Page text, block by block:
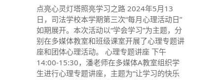
点亮心灵灯塔照亮学习之路 2024年5月13
日，司法学校本学期第三次“每月心理活动日”
如期展开。本次活动以“学会学习”为主题，分
别在多媒体教室和班级课室开展了心理专题讲
座和团体心理活动。 心理专题讲座 下午
14:00-15:30，潘老师在多媒体A教室组织学
生进行心理专题讲座，主题为“让学习的快乐